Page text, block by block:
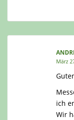
März
ich
Wir